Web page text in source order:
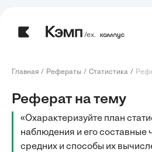
/ех.
Главная Рефераты Статистика
Реферат на тему
«Охарактеризуйте план
наблюдения и его составные
средних и способы их